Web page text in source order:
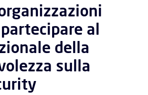
al
della
sulla